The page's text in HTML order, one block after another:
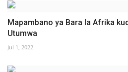
Mapambano ya Bara la Afrika
Utumwa
Jul 1, 2022